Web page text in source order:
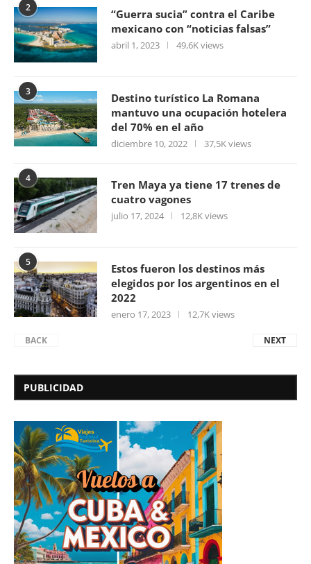
2
“Guerra sucia” contra el Caribe
mexicano con “noticias falsas”
abril 1, 2023 49,6K views
3
Destino turístico La Romana
mantuvo una ocupación hotelera
del 70% en el año
diciembre 10, 2022 37,5K views
4
Tren Maya ya tiene 17 trenes de
cuatro vagones
julio 17, 2024 12,8K views
5
Estos fueron los destinos más
elegidos por los argentinos en el
2022
enero 17, 2023 12,7K views
BACK NEXT
PUBLICIDAD